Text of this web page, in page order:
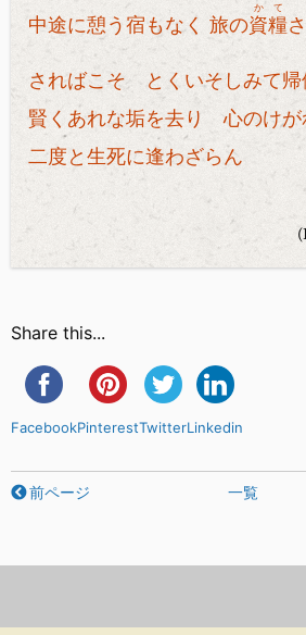
中途に憩う宿もなく 旅の資糧
かて
さればこそ とくいそしみて帰
賢くあれな垢を去り 心のけが
二度と生死に逢わざらん
Share this...
FacebookPinterestTwitterLinkedin
前ページ 一覧